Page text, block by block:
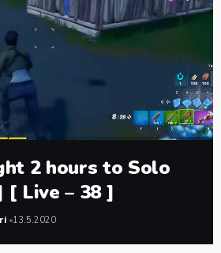
2 hours to Solo
[ Live – 38 ]
13.5.2020